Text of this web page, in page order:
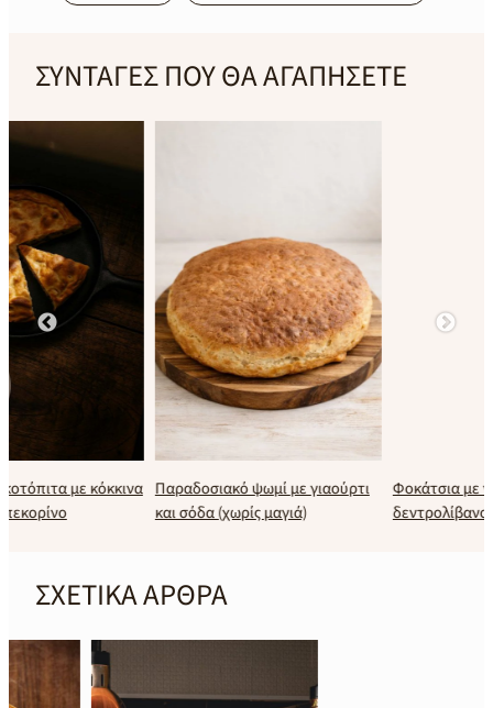
ΣΥΝΤΑΓΕΣ ΠΟΥ ΘΑ ΑΓΑΠΗΣΕΤΕ
Παραδοσιακό ψωμί με γιαούρτι
και σόδα (χωρίς μαγιά)
Φοκάτσια με ντοματίνια και
δεντρολίβανο
ΣΧΕΤΙΚΑ ΑΡΘΡΑ